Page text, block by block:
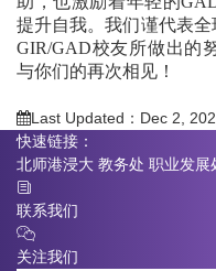
提升自我。我们谨代表
GIR/GAD校友所做出的
与你们的再次相见！
Last Updated：Dec 2,
快速链接：
北师港浸大 教务处 职业发展
联系我们
关注我们